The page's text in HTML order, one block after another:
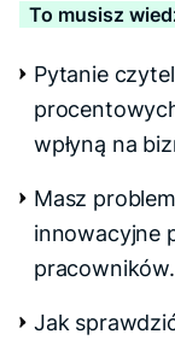
To musisz
Pytanie
wpłyną na
Masz
innowacyjne
pracowników.
Jak